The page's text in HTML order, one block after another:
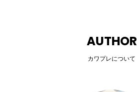
AUTHOR
カワプレについて